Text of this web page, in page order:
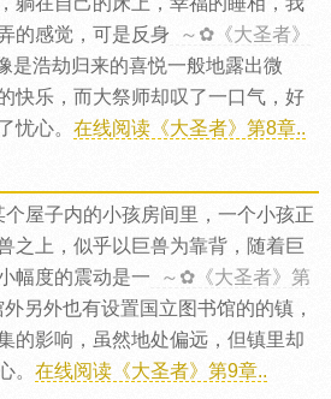
的感觉，可是反身
～✿《大圣者》
是浩劫归来的喜悦一般地露出微
快乐，而大祭师却叹了一口气，好
忧心。 在线阅读《大圣者》第8章..
个屋子内的小孩房间里，一个小孩正
之上，似乎以巨兽为靠背，随着巨
幅度的震动是一
～✿《大圣者》第
外另外也有设置国立图书馆的的镇，
的影响，虽然地处偏远，但镇里却
。 在线阅读《大圣者》第9章..